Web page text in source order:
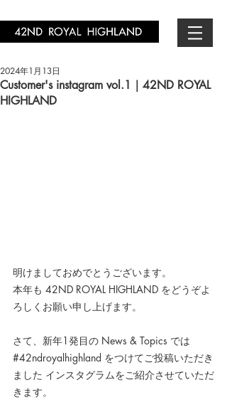
Customer's instagram vol.1｜42ND ROYAL
HIGHLAND
2024年1月13日
明けましておめでとうございます。
本年も 42ND ROYAL HIGHLAND をどうぞよ
ろしくお願い申し上げます。
さて、新年1発目の News & Topics では
#42ndroyalhighland をつけてご投稿いただき
ました インスタグラムをご紹介させていただ
きます。